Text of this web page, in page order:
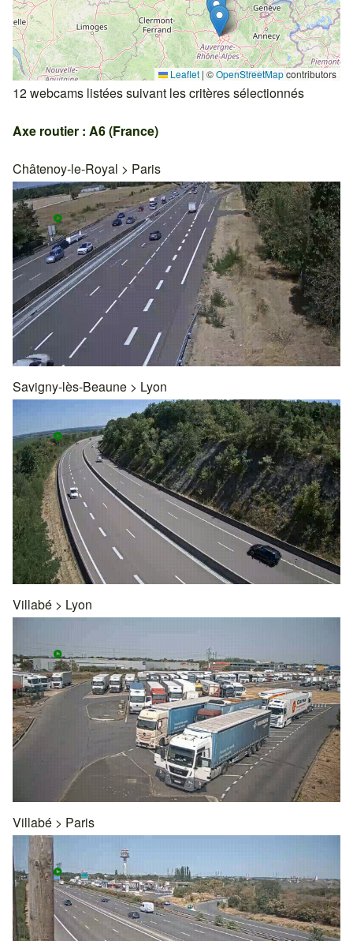
Leaflet | ©OpenStreetMapcontributors
12 webcams listées suivant les critères sélectionnés
Axe routier : A6 (France)
Châtenoy-le-Royal > Paris
Savigny-lès-Beaune > Lyon
Villabé > Lyon
Villabé > Paris